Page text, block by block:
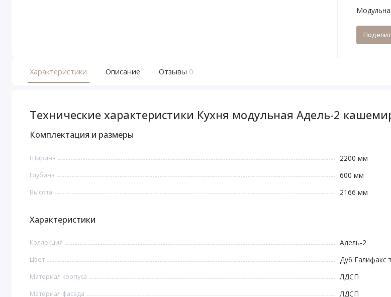
Характеристики Описание Отзывы 0
Технические характеристики Кухня модульная Адель-2
Комплектация и размеры
Ширина 2200 мм
Глубина 600 мм
Высота 2166 мм
Характеристики
Коллекция Адель-2
Цвет Дуб Галифакс
Материал корпуса ЛДСП
Материал фасада ЛДСП